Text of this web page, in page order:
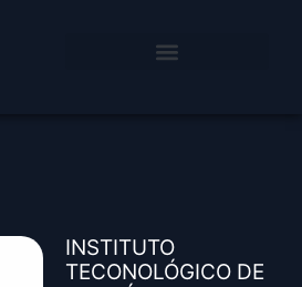
INSTITUTO
TECONOLÓGICO DE